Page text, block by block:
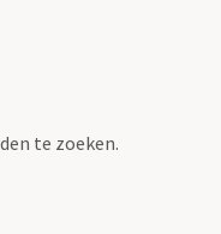
te zoeken.